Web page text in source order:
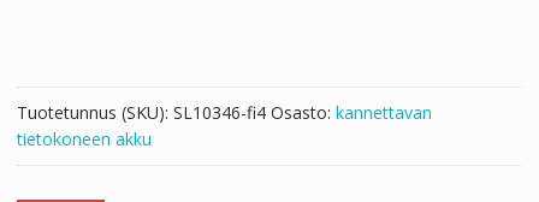
Tuotetunnus (SKU): SL10346-fi4 Osasto: kannettavan
tietokoneen akku